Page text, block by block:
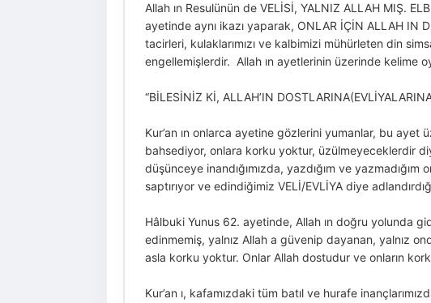
Allah ın Resulünün de VELİSİ, YALNIZ ALLAH MIŞ.
ayetinde aynı ikazı yaparak, ONLAR İÇİN ALLAH IN
tacirleri, kulaklarımızı ve kalbimizi mühürleten din
engellemişlerdir. Allah ın ayetlerinin üzerinde kelime
“BİLESİNİZ Kİ, ALLAH’IN
Kur’an ın onlarca ayetine gözlerini yumanlar, bu ayet
bahsediyor, onlara korku yoktur, üzülmeyeceklerdir
düşünceye inandığımızda, yazdığım ve
saptırıyor ve edindiğimiz VELİ/EVLİYA diye
Hâlbuki Yunus 62. ayetinde, Allah ın doğru yolunda
edinmemiş, yalnız Allah a güvenip dayanan, yalnız
asla korku yoktur. Onlar Allah dostudur ve onların
Kur’an ı, kafamızdaki tüm batıl ve hurafe